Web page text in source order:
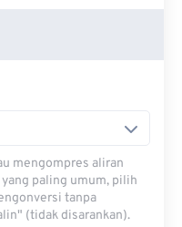
mengompres aliran
paling umum, pilih
tanpa
(tidak disarankan).